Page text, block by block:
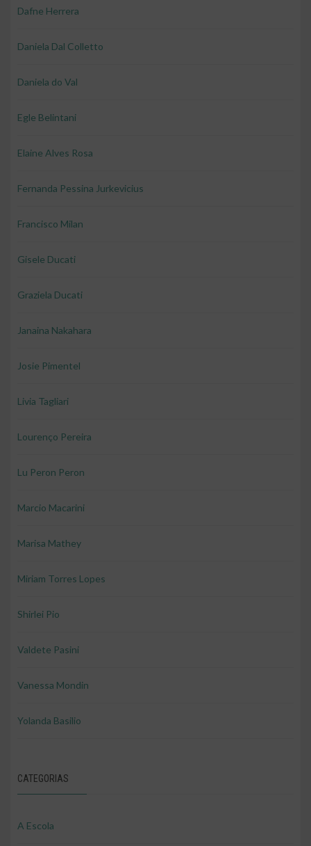
Dafne Herrera
Daniela Dal Colletto
Daniela do Val
Egle Belintani
Elaine Alves Rosa
Fernanda Pessina Jurkevicius
Francisco Milan
Gisele Ducati
Graziela Ducati
Janaina Nakahara
Josie Pimentel
Livia Tagliari
Lourenço Pereira
Lu Peron Peron
Marcio Macarini
Marisa Mathey
Miriam Torres Lopes
Shirlei Pio
Valdete Pasini
Vanessa Mondin
Yolanda Basilio
CATEGORIAS
A Escola